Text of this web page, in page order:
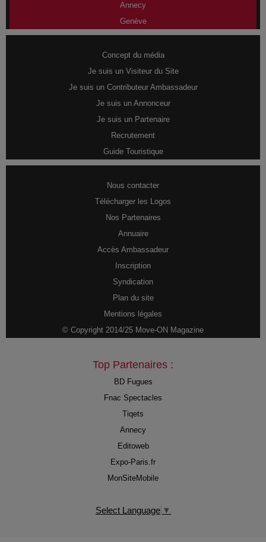
Annecy
Genève
Concept du média
Je suis un Visiteur du Site
Je suis un Contributeur Ambassadeur
Je suis un Annonceur
Je suis un Partenaire
Recrutement
Guide Touristique
Nous contacter
Télécharger les Logos
Nos Partenaires
Annuaire
Accès Ambassadeur
Inscription
Syndication
Plan du site
Mentions légales
© Copyright 2014/25 Move-ON Magazine
Top Partenaires :
BD Fugues
Fnac Spectacles
Tiqets
Annecy
Editoweb
Expo-Paris.fr
MonSiteMobile
Select Language ▼